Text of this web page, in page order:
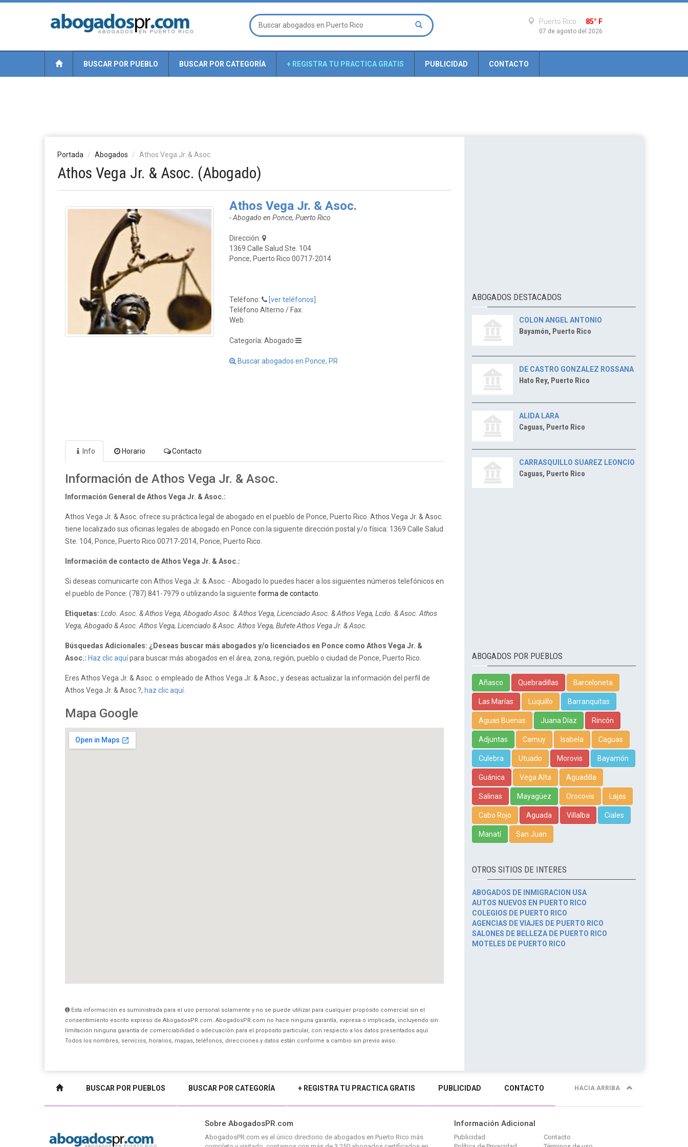
Puerto Rico 85° F
07 de agosto del 2026
BUSCAR POR PUEBLO BUSCAR POR CATEGORÍA + REGISTRA TU PRACTICA GRATIS PUBLICIDAD CONTACTO
Portada Abogados Athos Vega Jr. & Asoc.
Athos Vega Jr. & Asoc. (Abogado)
Athos Vega Jr. & Asoc.
- Abogado en Ponce, Puerto Rico
Dirección:
1369 Calle Salud Ste. 104
Ponce, Puerto Rico 00717-2014
Teléfono:
[ver teléfonos]
Teléfono Alterno / Fax:
Web:
Categoría: Abogado
Buscar abogados en Ponce, PR
Info Horario Contacto
Información de Athos Vega Jr. & Asoc.
Información General de Athos Vega Jr. & Asoc.:
Athos Vega Jr. & Asoc. ofrece su práctica legal de abogado en el pueblo de Ponce, Puerto Rico. Athos Vega Jr. & Asoc.
tiene localizado sus oficinas legales de abogado en Ponce con la siguiente dirección postal y/o física: 1369 Calle Salud
Ste. 104, Ponce, Puerto Rico 00717-2014, Ponce, Puerto Rico.
Información de contacto de Athos Vega Jr. & Asoc.:
Si deseas comunicarte con Athos Vega Jr. & Asoc. - Abogado lo puedes hacer a los siguientes números telefónicos en
el pueblo de Ponce: (787) 841-7979 o utilizando la siguiente forma de contacto
Etiquetas: Lcdo. Asoc. & Athos Vega, Abogado Asoc. & Athos Vega, Licenciado Asoc. & Athos Vega, Lcdo. & Asoc. Athos
Vega, Abogado & Asoc. Athos Vega, Licenciado & Asoc. Athos Vega, Bufete Athos Vega Jr. & Asoc.
Búsquedas Adicionales: ¿Deseas buscar más abogados y/o licenciados en Ponce como Athos Vega Jr. &
Asoc.: Haz clic aquípara buscar más abogados en el área, zona, región, pueblo o ciudad de Ponce, Puerto Rico.
Eres Athos Vega Jr. & Asoc. o empleado de Athos Vega Jr. & Asoc., y deseas actualizar la información del perfil de
Athos Vega Jr. & Asoc.?, haz clic aquí.
Mapa Google
Esta información es suministrada para el uso personal solamente y no se puede utilizar para cualquier propósito comercial sin el
consentimiento escrito expreso de AbogadosPR.com. AbogadosPR.com no hace ninguna garantía, expresa o implicada, incluyendo sin
limitación ninguna garantía de comerciabilidad o adecuación para el propósito particular, con respecto a los datos presentados aquí.
Todos los nombres, servicios, horarios, mapas, teléfonos, direcciones y datos están conforme a cambio sin previo aviso.
ABOGADOS DESTACADOS
COLON ANGEL ANTONIO
Bayamón, Puerto Rico
DE CASTRO GONZALEZ ROSSANA
Hato Rey, Puerto Rico
ALIDA LARA
Caguas, Puerto Rico
CARRASQUILLO SUAREZ LEONCIO
Caguas, Puerto Rico
ABOGADOS POR PUEBLOS
Añasco Quebradillas Barceloneta
Las Marías Luquillo Barranquitas
Aguas Buenas Juana Díaz Rincón
Adjuntas Camuy Isabela Caguas
Culebra Utuado Morovis Bayamón
Guánica Vega Alta Aguadilla
Salinas Mayagüez Orocovis Lajas
Cabo Rojo Aguada Villalba Ciales
Manatí San Juan
OTROS SITIOS DE INTERES
ABOGADOS DE INMIGRACION USA
AUTOS NUEVOS EN PUERTO RICO
COLEGIOS DE PUERTO RICO
AGENCIAS DE VIAJES DE PUERTO RICO
SALONES DE BELLEZA DE PUERTO RICO
MOTELES DE PUERTO RICO
BUSCAR POR PUEBLOS BUSCAR POR CATEGORÍA + REGISTRA TU PRACTICA GRATIS PUBLICIDAD CONTACTO HACIA ARRIBA
Sobre AbogadosPR.com
AbogadosPR.com es el único directorio de abogados en Puerto Rico más
Información Adicional
Publicidad
Contacto